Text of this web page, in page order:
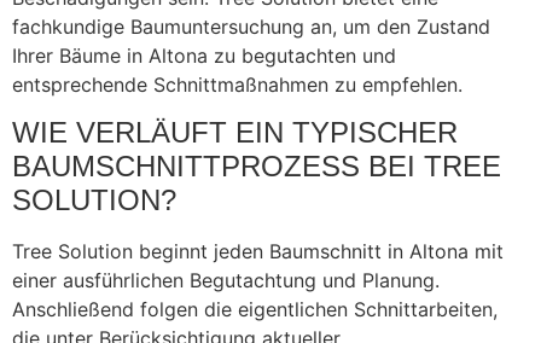
fachkundige Baumuntersuchung an, um den Zustand
Ihrer Bäume in Altona zu begutachten und
entsprechende Schnittmaßnahmen zu empfehlen.
WIE VERLÄUFT EIN TYPISCHER
BAUMSCHNITTPROZESS BEI TREE
SOLUTION?
Tree Solution beginnt jeden Baumschnitt in Altona mit
einer ausführlichen Begutachtung und Planung.
Anschließend folgen die eigentlichen Schnittarbeiten,